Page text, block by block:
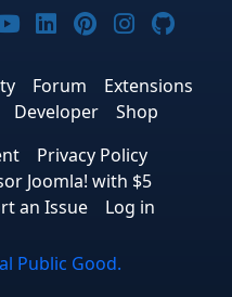
X
on Bluesky
on Threads
Joomla! on
Joomla! on
Joomla! on
Joomla!
Forum
Extensions
Developer
Shop
Privacy Policy
Joomla! with $5
an Issue Log in
Public Good.